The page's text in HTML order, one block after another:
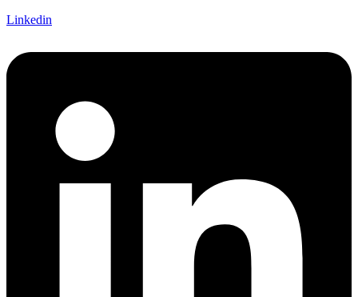
Linkedin